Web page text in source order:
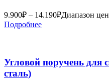
9.900₽ – 14.190₽Диапазон
Подробнее
Угловой поручень для
сталь)